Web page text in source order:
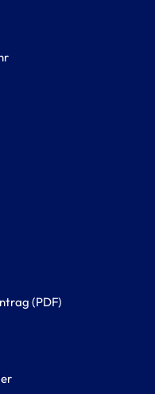
(PDF)